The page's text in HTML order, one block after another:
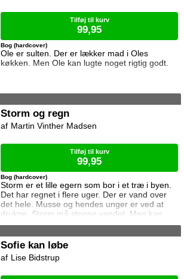
Ole er sulten. Der er lækker mad i Oles
køkken. Men Ole kan lugte noget rigtig godt.
Bog (hardcover)
Tilføj til kurv
99,95
Storm og regn
Storm er et lille egern som bor i et træ i byen.
Det har regnet i flere uger. Der er vand over
det hele. Musse og hendes unger er ved at
drukne. Storm må stoppe vandet. Men kan
han det?
Bog (hardcover)
Martin Vinther Madsen
Tilføj til kurv
99,95
Sofie kan løbe
Lise Bidstrup